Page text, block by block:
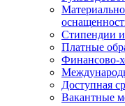
Стипендии
Платные
Финансово-
Доступная
Вакантные